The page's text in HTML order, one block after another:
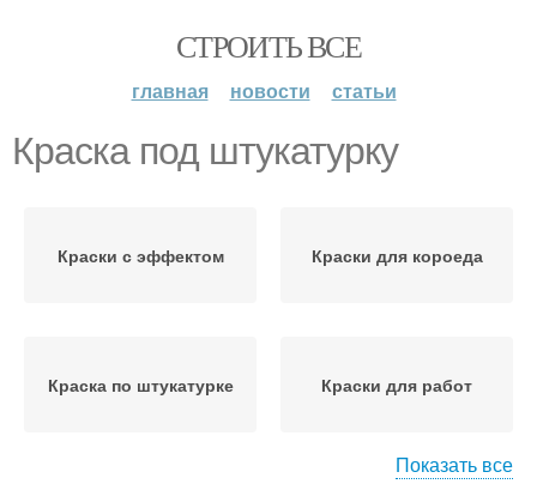
СТРОИТЬ ВСЕ
главная новости статьи
Краска под штукатурку
Краски с эффектом Краски для короеда
Краска по штукатурке Краски для работ
Показать все